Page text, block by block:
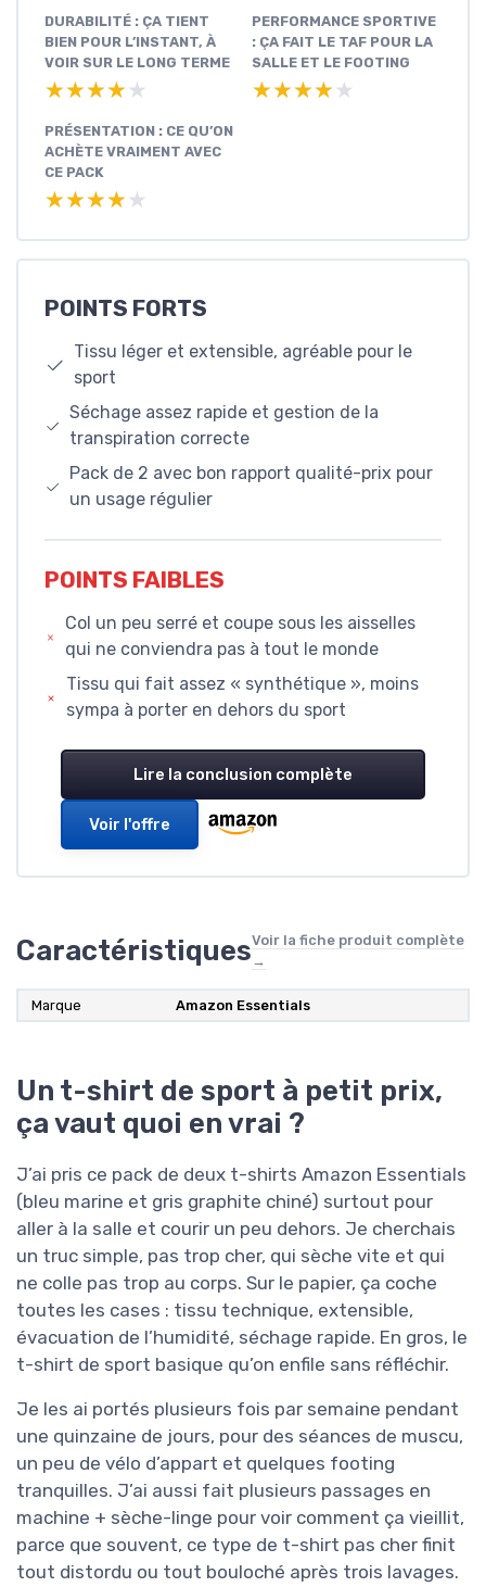
DURABILITÉ : ÇA TIENT
BIEN POUR L’INSTANT, À
VOIR SUR LE LONG TERME
★★★★★
★★★★★
PERFORMANCE SPORTIVE
: ÇA FAIT LE TAF POUR LA
SALLE ET LE FOOTING
★★★★★
★★★★★
PRÉSENTATION : CE QU’ON
ACHÈTE VRAIMENT AVEC
CE PACK
★★★★★
★★★★★
POINTS FORTS
Tissu léger et extensible, agréable pour le
sport
Séchage assez rapide et gestion de la
transpiration correcte
Pack de 2 avec bon rapport qualité-prix pour
un usage régulier
POINTS FAIBLES
Col un peu serré et coupe sous les aisselles
qui ne conviendra pas à tout le monde
Tissu qui fait assez « synthétique », moins
sympa à porter en dehors du sport
Lire la conclusion complète
Voir l'offre
CaractéristiquesVoir la fiche produit complète
→
Marque Amazon Essentials
Un t-shirt de sport à petit prix,
ça vaut quoi en vrai ?
J’ai pris ce pack de deux t-shirts Amazon Essentials
(bleu marine et gris graphite chiné) surtout pour
aller à la salle et courir un peu dehors. Je cherchais
un truc simple, pas trop cher, qui sèche vite et qui
ne colle pas trop au corps. Sur le papier, ça coche
toutes les cases : tissu technique, extensible,
évacuation de l’humidité, séchage rapide. En gros, le
t-shirt de sport basique qu’on enfile sans réfléchir.
Je les ai portés plusieurs fois par semaine pendant
une quinzaine de jours, pour des séances de muscu,
un peu de vélo d’appart et quelques footing
tranquilles. J’ai aussi fait plusieurs passages en
machine + sèche-linge pour voir comment ça vieillit,
parce que souvent, ce type de t-shirt pas cher finit
tout distordu ou tout bouloché après trois lavages.